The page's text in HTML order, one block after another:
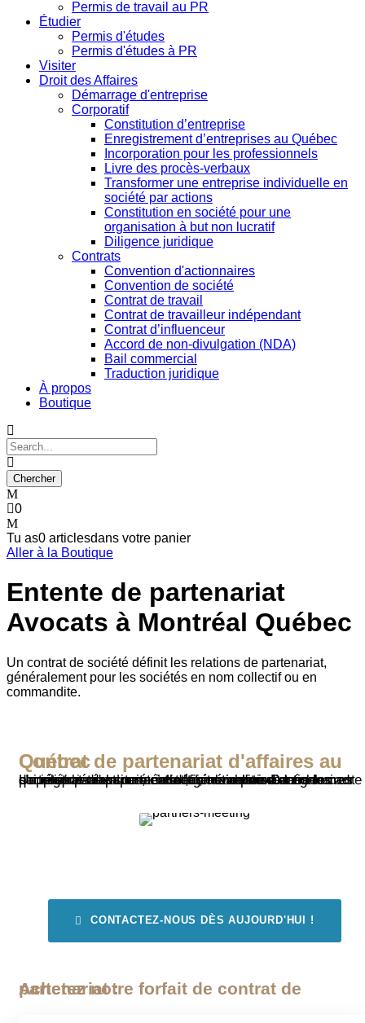
Permis de travail au PR
Étudier
Permis d'études
Permis d'études à PR
Visiter
Droit des Affaires
Démarrage d'entreprise
Corporatif
Constitution d’entreprise
Enregistrement d’entreprises au Québec
Incorporation pour les professionnels
Livre des procès-verbaux
Transformer une entreprise individuelle en
société par actions
Constitution en société pour une
organisation à but non lucratif
Diligence juridique
Contrats
Convention d'actionnaires
Convention de société
Contrat de travail
Contrat de travailleur indépendant
Contrat d’influenceur
Accord de non-divulgation (NDA)
Bail commercial
Traduction juridique
À propos
Boutique
0
Tu as0 articlesdans votre panier
Aller à la Boutique
Entente de partenariat
Avocats à Montréal Québec
Un contrat de société définit les relations de partenariat,
généralement pour les sociétés en nom collectif ou en
commandite.
Contrat de partenariat d'affaires au Québec
Un contrat de partenariat définit la relation entre les partenaires d'un partenariat, généralement dans le cadre d'une société en nom collectif, mais pouvant également s'appliquer aux sociétés en commandite. Dans les sociétés par actions, c’est la convention d’actionnaires qui régit les relations entre les actionnaires.
CONTACTEZ-NOUS DÈS AUJOURD'HUI !
Achetez notre forfait de contrat de partenariat :